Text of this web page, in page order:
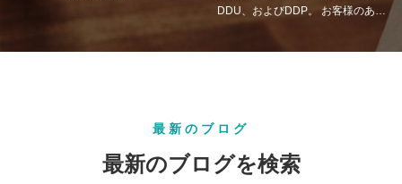
DDU、およびDDP。 お客様のあら
ゆる懸念に対する最良の解決策を見
つけるお手伝いをいたします。
最新のブログ
最新のブログを検索